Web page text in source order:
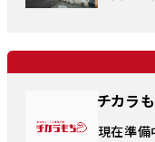
チカラ
現在準備